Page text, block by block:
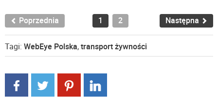
Poprzednia 1 2 Następna
Tagi: WebEye Polska,transport żywności